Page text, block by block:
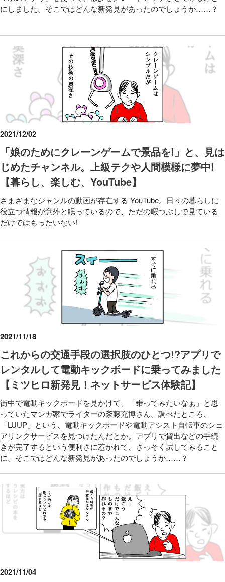
にしました。そこではどんな新発見があったのでしょうか……？
「娘のためにクレーンゲームで景品を!」と、見は
じめたチャンネル。上級テクや人間模様に夢中!
【暮らし、楽しむ、YouTube】
2021/12/02
さまざまなジャンルの動画が存在する YouTube。日々の暮らしに
役立つ情報が意外と眠っているので、ただの暇つぶしで見ている
だけではもったいない!
これからの交通手段の選択肢のひとつ!?アプリで
レンタルして電動キックボードに乗ってみました
【ミツヒロ新発見！ネットサービス体験記】
2021/11/18
街中で電動キックボードを見かけて、「乗ってみたいなぁ」と思
っていたマンガ家でライターの斎藤充博さん。調べたところ、
「LUUP」という、電動キックボードや電動アシスト自転車のシェ
アリングサービスを見つけたんだとか。アプリで貸出などの手続
きが完了するという便利さに惹かれて、さっそく試してみること
に。そこではどんな新発見があったのでしょうか……？
2021/11/04